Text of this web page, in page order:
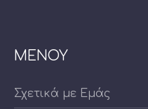
ΜΕΝΟΥ
Σχετικά με Εμάς